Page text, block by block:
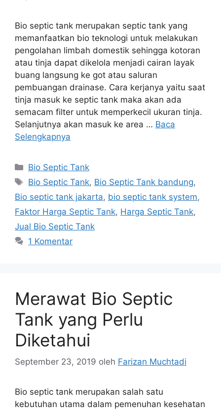
Bio septic tank merupakan septic tank yang
memanfaatkan bio teknologi untuk melakukan
pengolahan limbah domestik sehingga kotoran
atau tinja dapat dikelola menjadi cairan layak
buang langsung ke got atau saluran
pembuangan drainase. Cara kerjanya yaitu saat
tinja masuk ke septic tank maka akan ada
semacam filter untuk memperkecil ukuran tinja.
Selanjutnya akan masuk ke area … Baca
Selengkapnya
Kategori
Bio Septic Tank
Tag
Bio Septic Tank, Bio Septic Tank bandung,
Bio septic tank jakarta, bio septic tank system,
Faktor Harga Septic Tank, Harga Septic Tank,
Jual Bio Septic Tank
1 Komentar
Merawat Bio Septic
Tank yang Perlu
Diketahui
September 23, 2019 oleh Farizan Muchtadi
Bio septic tank merupakan salah satu
kebutuhan utama dalam pemenuhan kesehatan